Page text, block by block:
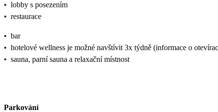
• lobby s posezením
• restaurace
• bar
• hotelové wellness je možné navštívit 3x týdně (informace o
• sauna, parní sauna a relaxační místnost
Parkování